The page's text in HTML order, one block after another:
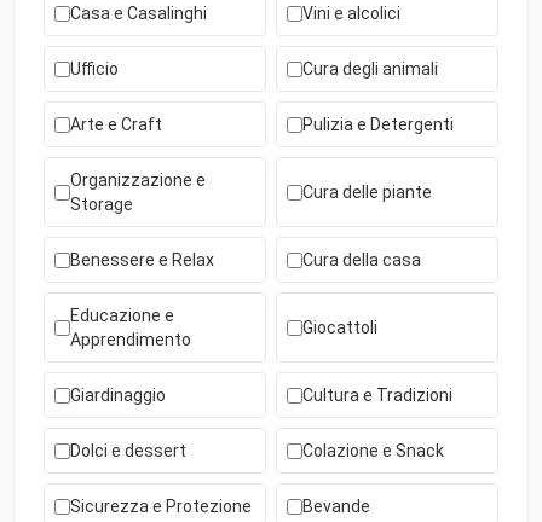
Casa e Casalinghi Vini e alcolici
Ufficio Cura degli animali
Arte e Craft Pulizia e Detergenti
Organizzazione e
Storage
Cura delle piante
Benessere e Relax Cura della casa
Educazione e
Apprendimento
Giocattoli
Giardinaggio Cultura e Tradizioni
Dolci e dessert Colazione e Snack
Sicurezza e Protezione Bevande